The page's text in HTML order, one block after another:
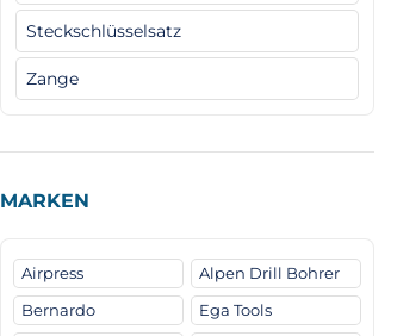
Steckschlüsselsatz
Zange
MARKEN
Airpress
Alpen Drill Bohrer
Bernardo
Ega Tools